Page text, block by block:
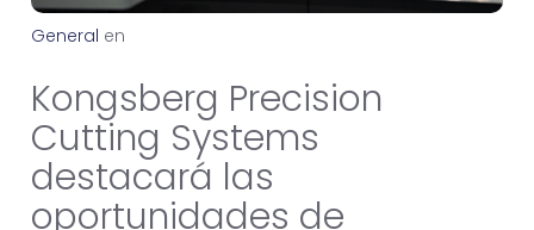
General en
Kongsberg Precision
Cutting Systems
destacará las
oportunidades de